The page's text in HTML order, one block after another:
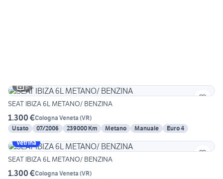
6
SEAT IBIZA 6L METANO/ BENZINA
1.300 €Cologna Veneta (VR)
Usato
07/2006 239000 Km Metano Manuale
Euro 4
Vetrina
SEAT IBIZA 6L METANO/ BENZINA
1.300 €Cologna Veneta (VR)